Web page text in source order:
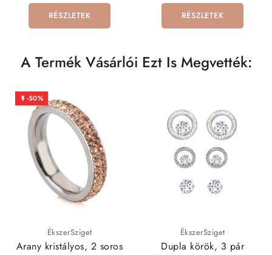
RÉSZLETEK RÉSZLETEK
A Termék Vásárlói Ezt Is Megvették:
 -50%
ÉkszerSziget
Arany kristályos, 2 soros
ÉkszerSziget
Dupla körök, 3 pár